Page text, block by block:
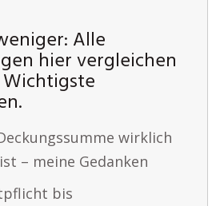
Alle
hier vergleichen
wirklich
– meine Gedanken
bis